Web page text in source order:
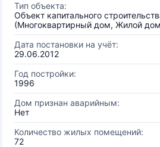
Тип объекта:
Объект капитального
(Многоквартирный дом, Жилой
Дата постановки на учёт:
29.06.2012
Год постройки:
1996
Дом признан аварийным:
Нет
Количество жилых помещений:
72